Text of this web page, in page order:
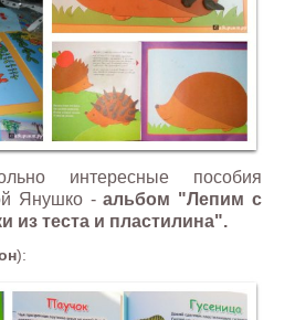
интересные пособия
Янушко -альбом "Лепим с
из теста и пластилина".
):